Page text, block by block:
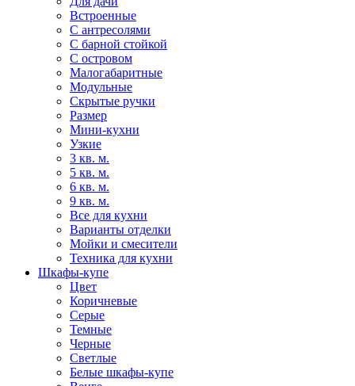
Встроенные
С антресолями
С барной стойкой
С островом
Малогабаритные
Модульные
Скрытые ручки
Размер
Мини-кухни
Узкие
3 кв. м.
5 кв. м.
6 кв. м.
9 кв. м.
Все для кухни
Варианты отделки
Мойки и смесители
Техника для кухни
Шкафы-купе
Цвет
Коричневые
Серые
Темные
Черные
Светлые
Белые шкафы-купе